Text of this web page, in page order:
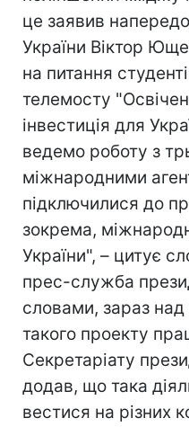
це заявив
України Віктор
на питання
телемосту
інвестиція для
ведемо роботу з
міжнародними
підключилися до
зокрема,
України", – цитує
прес-служба
словами, зараз
такого проекту
Секретаріату
додав, що така
вестися на різних